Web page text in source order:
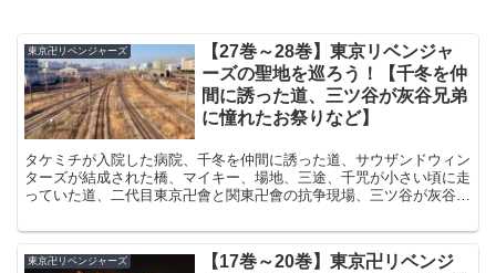
東京卍リベンジャーズ
【27巻～28巻】東京リベンジャ
ーズの聖地を巡ろう！【千冬を仲
間に誘った道、三ツ谷が灰谷兄弟
に憧れたお祭りなど】
タケミチが入院した病院、千冬を仲間に誘った道、サウザンドウィン
ターズが結成された橋、マイキー、場地、三途、千咒が小さい頃に走
っていた道、二代目東京卍會と関東卍會の抗争現場、三ツ谷が灰谷兄
東京卍リベンジャーズ
【17巻～20巻】東京卍リベンジ